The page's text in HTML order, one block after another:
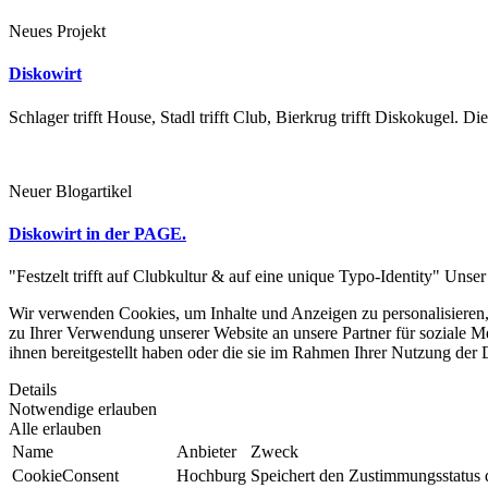
Neues Projekt
Diskowirt
Schlager trifft House, Stadl trifft Club, Bierkrug trifft Diskokugel.
Neuer Blogartikel
Diskowirt in der PAGE.
"Festzelt trifft auf Clubkultur & auf eine unique Typo-Identity"
Wir verwenden Cookies, um Inhalte und Anzeigen zu
zu Ihrer Verwendung unserer Website an unsere Partner für soziale
ihnen bereitgestellt haben oder die sie im Rahmen Ihrer Nutzung
Details
Notwendige erlauben
Alle erlauben
Name
Anbieter
Zweck
CookieConsent
Hochburg Speichert den